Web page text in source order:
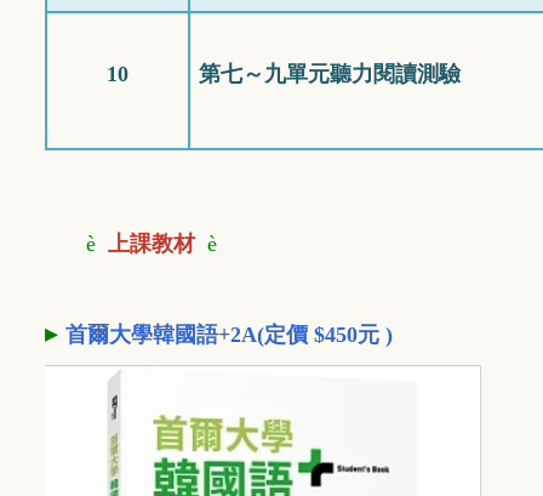
10 第七～九單元聽力閱讀測驗
è 上課教材 è
▸ 首爾大學韓國語+2A(定價 $450元 )